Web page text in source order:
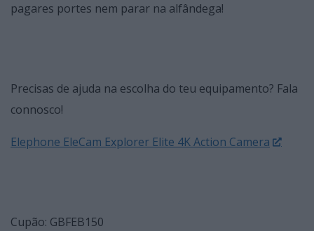
pagares portes nem parar na alfândega!
Precisas de ajuda na escolha do teu equipamento? Fala
connosco!
Elephone EleCam Explorer Elite 4K Action Camera
Cupão: GBFEB150